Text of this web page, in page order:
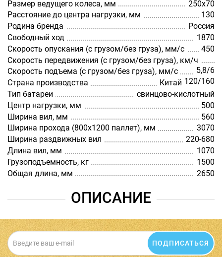
Размер ведущего колеса, мм
250х70
Расстояние до центра нагрузки, мм
130
Родина бренда
Россия
Свободный ход
1870
Скорость опускания (с грузом/без груза), мм/с
450
Скорость передвижения (с грузом/без груза), км/ч
5,8/6
Скорость подъема (с грузом/без груза), мм/с
120/160
Страна производства
Китай
Тип батареи
cвинцово-кислотный
Центр нагрузки, мм
500
Ширина вил, мм
560
Ширина прохода (800х1200 паллет), мм
3070
Ширина раздвижных вил
220-680
Длина вил, мм
1070
Грузоподъемность, кг
1500
Общая длина, мм
2650
ОПИСАНИЕ
ПОДПИСАТЬСЯ